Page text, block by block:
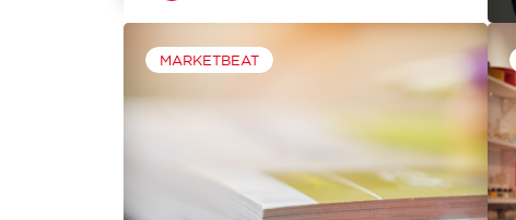
zdecydować się na przedwczesne zakończenie
tej współpracy. Kwestia wypowiedzenia...
MARKETBEAT